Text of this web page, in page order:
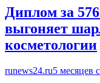
Диплом за
выгоняет
косметологии
runews24.ru5 месяцев